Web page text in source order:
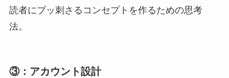
読者にブッ刺さるコンセプトを作るための思考
法。
③：アカウント設計